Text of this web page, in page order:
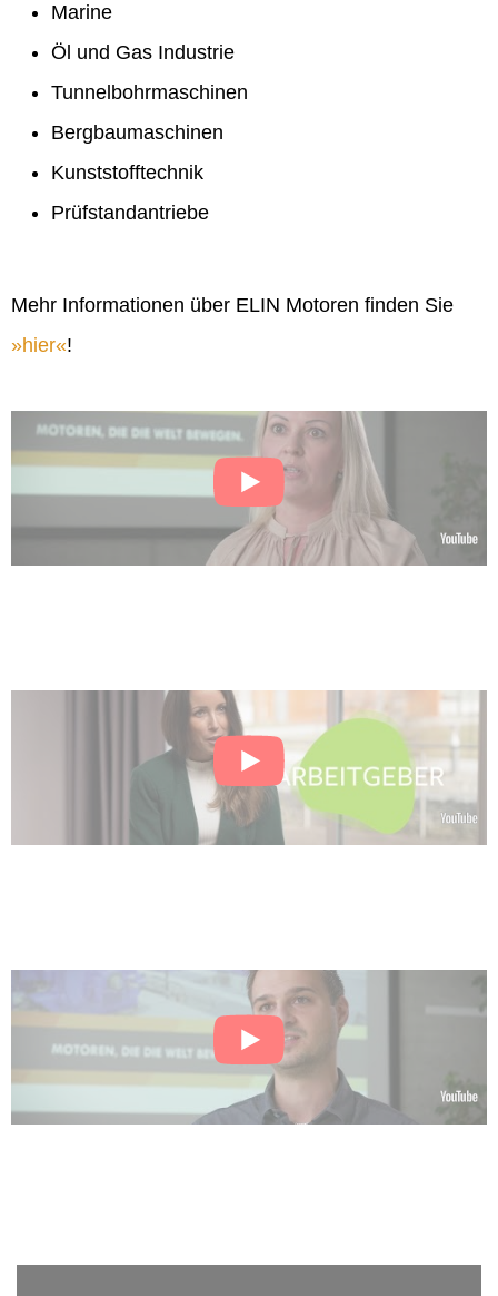
Marine
Öl und Gas Industrie
Tunnelbohrmaschinen
Bergbaumaschinen
Kunststofftechnik
Prüfstandantriebe
Mehr Informationen über ELIN Motoren finden Sie
hier !